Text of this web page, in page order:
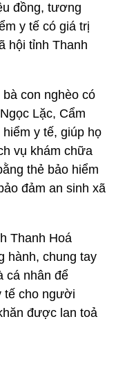
đồng, tương
y tế có giá trị
hội tỉnh Thanh
con nghèo có
Lặc, Cẩm
y tế, giúp họ
vụ khám chữa
thẻ bảo hiểm
đảm an sinh xã
Thanh Hoá
hành, chung tay
cá nhân để
tế cho người
được lan toả